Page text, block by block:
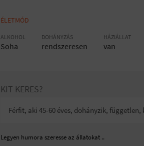
ÉLETMÓD
ALKOHOL
Soha
DOHÁNYZÁS
rendszeresen
HÁZIÁLLAT
van
KIT KERES?
Férfit, aki 45-60 éves, dohányzik,
Legyen humora szeresse az állatokat ..